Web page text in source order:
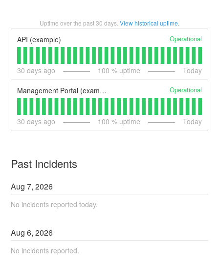
Uptime over the past30 days. View historical uptime.
API (example) Operational
30 days ago 100 % uptime Today
Management Portal (example) Operational
30 days ago 100 % uptime Today
Past Incidents
Aug7,2026
No incidents reported today.
Aug6,2026
No incidents reported.